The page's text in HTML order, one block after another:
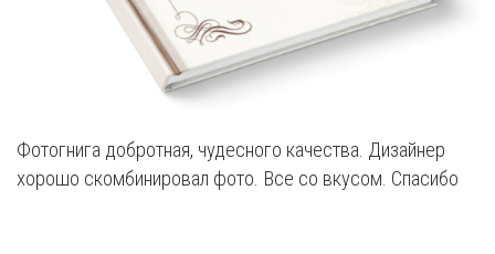
Фотогнига добротная, чудесного качества. Дизайнер
хорошо скомбинировал фото. Все со вкусом. Спасибо